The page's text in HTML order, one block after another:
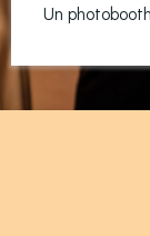
Un